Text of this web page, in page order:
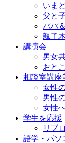
いま
父と
パパ
親子
講演会
男女
おと
相談室講座
女性
男性
女性
学生を応援
リプ
語学・パソ